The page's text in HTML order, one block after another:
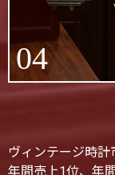
04
ヴィンテージ時
年間売上1位、年